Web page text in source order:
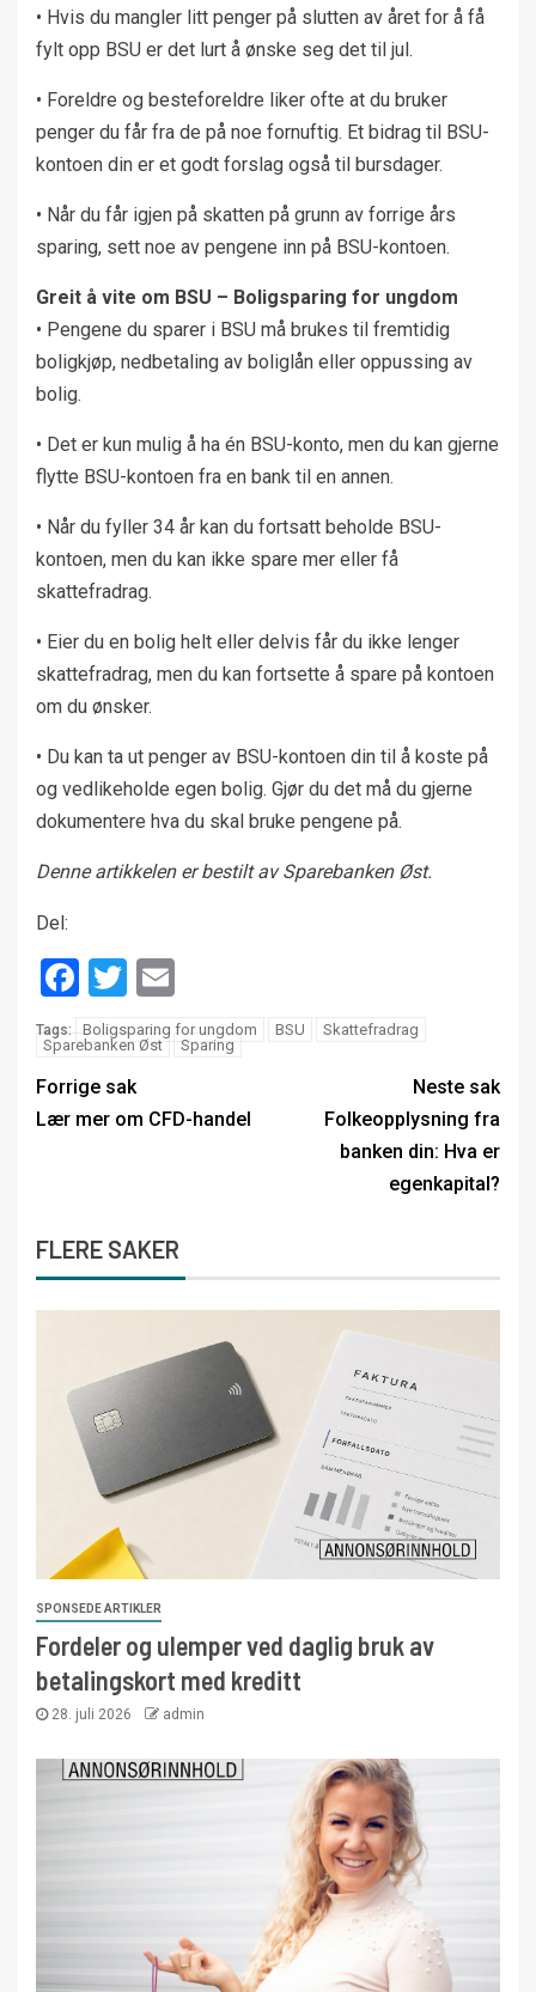
• Hvis du mangler litt penger på slutten av året for å få
fylt opp BSU er det lurt å ønske seg det til jul.
• Foreldre og besteforeldre liker ofte at du bruker
penger du får fra de på noe fornuftig. Et bidrag til BSU-
kontoen din er et godt forslag også til bursdager.
• Når du får igjen på skatten på grunn av forrige års
sparing, sett noe av pengene inn på BSU-kontoen.
Greit å vite om BSU – Boligsparing for ungdom
• Pengene du sparer i BSU må brukes til fremtidig
boligkjøp, nedbetaling av boliglån eller oppussing av
bolig.
• Det er kun mulig å ha én BSU-konto, men du kan gjerne
flytte BSU-kontoen fra en bank til en annen.
• Når du fyller 34 år kan du fortsatt beholde BSU-
kontoen, men du kan ikke spare mer eller få
skattefradrag.
• Eier du en bolig helt eller delvis får du ikke lenger
skattefradrag, men du kan fortsette å spare på kontoen
om du ønsker.
• Du kan ta ut penger av BSU-kontoen din til å koste på
og vedlikeholde egen bolig. Gjør du det må du gjerne
dokumentere hva du skal bruke pengene på.
Denne artikkelen er bestilt av Sparebanken Øst.
Del:
Facebook
Twitter
Tags: Boligsparing for ungdom BSU
Skattefradrag
Sparebanken Øst
Sparing
Forrige sak
Lær mer om CFD-handel
Neste sak
Folkeopplysning fra
banken din: Hva er
egenkapital?
FLERE SAKER
SPONSEDE ARTIKLER
Fordeler og ulemper ved daglig bruk av
betalingskort med kreditt
28. juli 2026 admin